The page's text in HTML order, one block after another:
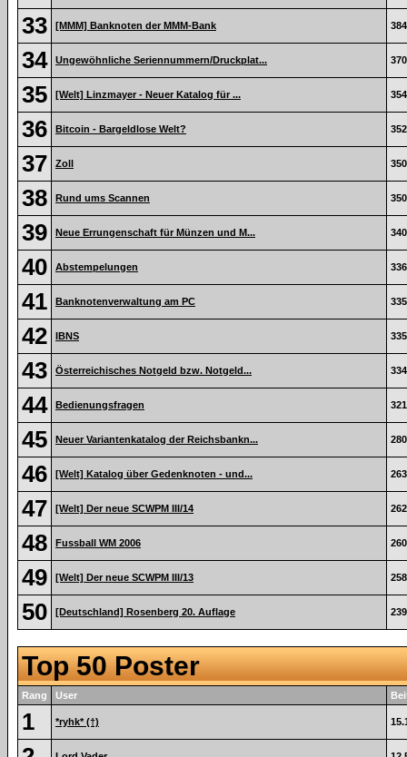
33 [MMM] Banknoten der MMM-Bank
34 Ungewöhnliche Seriennummern/Druckplat...
35 [Welt] Linzmayer - Neuer Katalog für ...
36 Bitcoin - Bargeldlose Welt?
37 Zoll
38 Rund ums Scannen
39 Neue Errungenschaft für Münzen und M...
40 Abstempelungen
41 Banknotenverwaltung am PC
42 IBNS
43 Österreichisches Notgeld bzw. Notgeld...
44 Bedienungsfragen
45 Neuer Variantenkatalog der Reichsbankn...
46 [Welt] Katalog über Gedenknoten - und...
47 [Welt] Der neue SCWPM III/14
48 Fussball WM 2006
49 [Welt] Der neue SCWPM III/13
50 [Deutschland] Rosenberg 20. Auflage
Top 50 Poster
Rang User
1 *ryhk* (†)